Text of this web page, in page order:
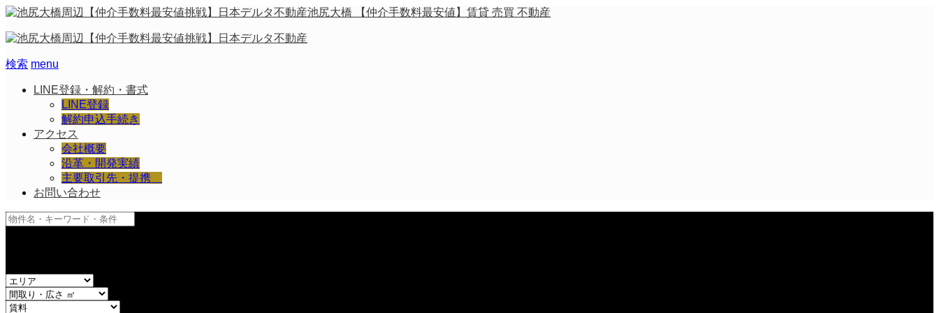
池尻大橋 【仲介手数料最安値】賃貸 売買 不動産
検索 menu
LINE登録・解約・書式
LINE登録
解約申込手続き
アクセス
会社概要
沿革・開発実績
主要取引先・提携
お問い合わせ